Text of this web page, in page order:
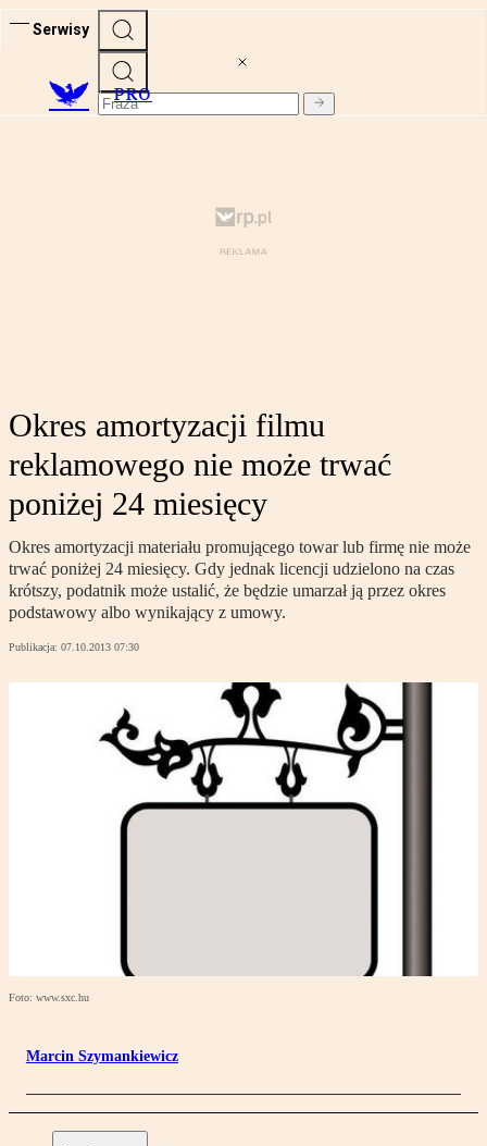
Serwisy
PRO
Okres amortyzacji filmu
reklamowego nie może trwać
poniżej 24 miesięcy
Okres amortyzacji materiału promującego towar lub firmę nie może
trwać poniżej 24 miesięcy. Gdy jednak licencji udzielono na czas
krótszy, podatnik może ustalić, że będzie umarzał ją przez okres
podstawowy albo wynikający z umowy.
Publikacja: 07.10.2013 07:30
Foto: www.sxc.hu
Marcin Szymankiewicz